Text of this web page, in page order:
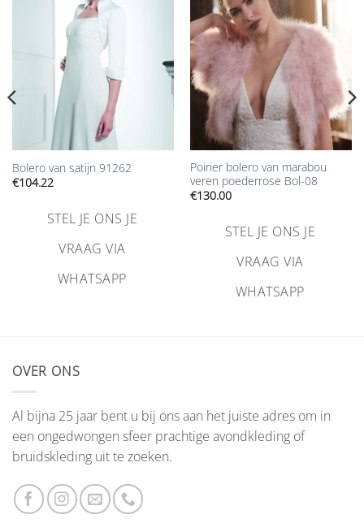
verlanglijst
Bolero van satijn 91262
€104.22
STEL JE ONS JE
VRAAG VIA
WHATSAPP
verlanglijst
toevoegen
Poirier bolero van marabou
veren poederrose Bol-08
€130.00
STEL JE ONS JE
VRAAG VIA
WHATSAPP
OVER ONS
Al bijna 25 jaar bent u bij ons aan het juiste adres om in
een ongedwongen sfeer prachtige avondkleding of
bruidskleding uit te zoeken.